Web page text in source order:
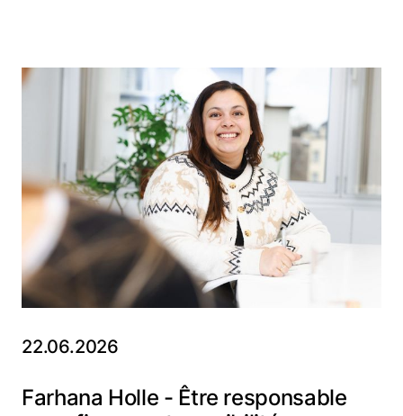
22.06.2026
Farhana Holle - Être responsable